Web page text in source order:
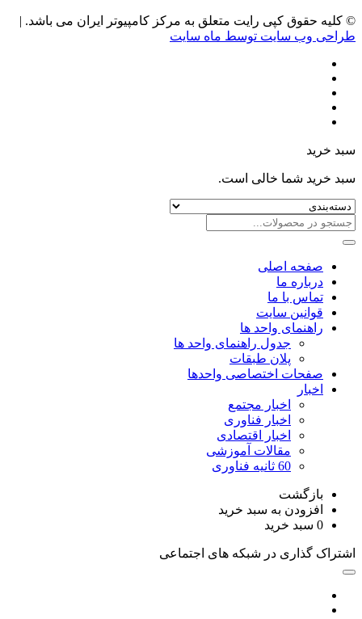
© کلیه حقوق کپی رایت متعلق به مرکز کامپیوتر ایران می باشد. |
طراحی وب سایت توسط ماه سایت
سبد خرید
سبد خرید شما خالی است.
صفحه اصلی
درباره ما
تماس با ما
قوانین سایت
راهنمای واحد ها
جدول راهنمای واحد ها
پلان طبقات
صفحات اختصاصی واحدها
اخبار
اخبار مجتمع
اخبار فناوری
اخبار اقتصادی
مقالات آموزشی
60 ثانیه فناوری
بازگشت
افزودن به سبد خرید
0 سبد خرید
اشتراک گذاری در شبکه های اجتماعی